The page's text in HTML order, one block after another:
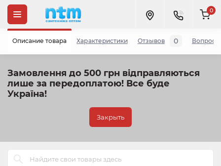
Замовлення до 500 грн відправляються
лише за передоплатою! Все буде
Україна!
Закрыть
0
Описание товара Характеристики Отзывов 0 Вопросы